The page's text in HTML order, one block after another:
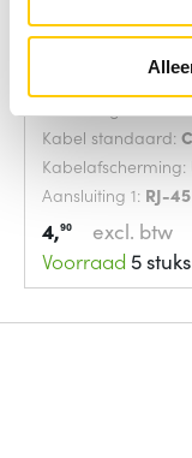
netwerkkabel
Kabel standaard:
Kabelafscherming:
Aansluiting 1: RJ-45
4,90
excl. btw
Voorraad 5 stuks